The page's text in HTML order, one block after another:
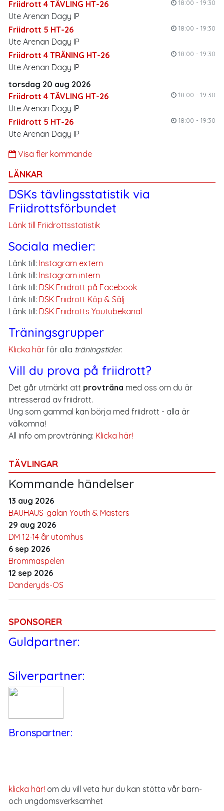
Friidrott 4 TÄVLING HT-26 18:00 - 19:30
Ute Arenan Dagy IP
Friidrott 5 HT-26
18:00 - 19:30
Ute Arenan Dagy IP
Friidrott 4 TRÄNING HT-26
18:00 - 19:30
Ute Arenan Dagy IP
torsdag 20 aug 2026
Friidrott 4 TÄVLING HT-26
18:00 - 19:30
Ute Arenan Dagy IP
Friidrott 5 HT-26
18:00 - 19:30
Ute Arenan Dagy IP
Visa fler kommande
LÄNKAR
DSKs tävlingsstatistik via
Friidrottsförbundet
Länk till Friidrottsstatistik
Sociala medier:
Länk till: Instagram extern
Länk till: Instagram intern
Länk till: DSK Friidrott på Facebook
Länk till: DSK Friidrott Köp & Sälj
Länk till: DSK Friidrotts Youtubekanal
Träningsgrupper
Klicka här för alla träningstider.
Vill du prova på friidrott?
Det går utmärkt att provträna med oss om du är
intresserad av friidrott.
Ung som gammal kan börja med friidrott - alla är
välkomna!
All info om provträning: Klicka här!
TÄVLINGAR
Kommande händelser
13 aug 2026
BAUHAUS-galan Youth & Masters
29 aug 2026
DM 12-14 år utomhus
6 sep 2026
Brommaspelen
12 sep 2026
Danderyds-OS
SPONSORER
Guldpartner:
Silverpartner:
Bronspartner:
klicka här! om du vill veta hur du kan stötta vår barn-
och ungdomsverksamhet